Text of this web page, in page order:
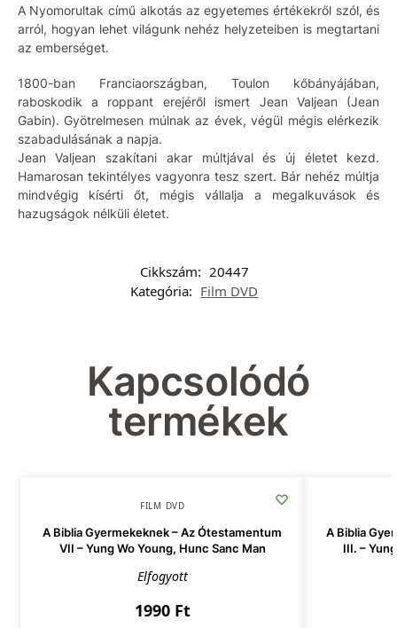
A Nyomorultak című alkotás az egyetemes értékekről szól, és
arról, hogyan lehet világunk nehéz helyzeteiben is megtartani
az emberséget.
1800-ban Franciaországban, Toulon kőbányájában,
raboskodik a roppant erejéről ismert Jean Valjean (Jean
Gabin). Gyötrelmesen múlnak az évek, végül mégis elérkezik
szabadulásának a napja.
Jean Valjean szakítani akar múltjával és új életet kezd.
Hamarosan tekintélyes vagyonra tesz szert. Bár nehéz múltja
mindvégig kísérti őt, mégis vállalja a megalkuvások és
hazugságok nélküli életet.
Cikkszám: 20447
Kategória: Film DVD
Kapcsolódó
termékek
FILM DVD
A Biblia Gyermekeknek – Az Ótestamentum
VII – Yung Wo Young, Hunc Sanc Man
Elfogyott
1990 Ft
A Biblia
III. –